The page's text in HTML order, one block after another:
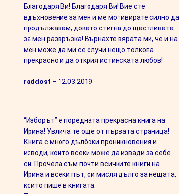
Благодаря Ви! Благодаря Ви! Вие сте
вдъхновение за мен и ме мотивирате силно да
продължавам, докато стигна до щастливата
за мен развръзка! Върнахте вярата ми, че и на
мен може да ми се случи нещо толкова
прекрасно и да открия истинската любов!
raddost – 12.03.2019
“Изборът” е поредната прекрасна книга на
Ирина! Увлича те още от първата страница!
Книга с много дълбоки проникновения и
изводи, които всеки може да извади за себе
си. Прочела съм почти всичките книги на
Ирина и всеки път, си мисля дълго за нещата,
които пише в книгата.